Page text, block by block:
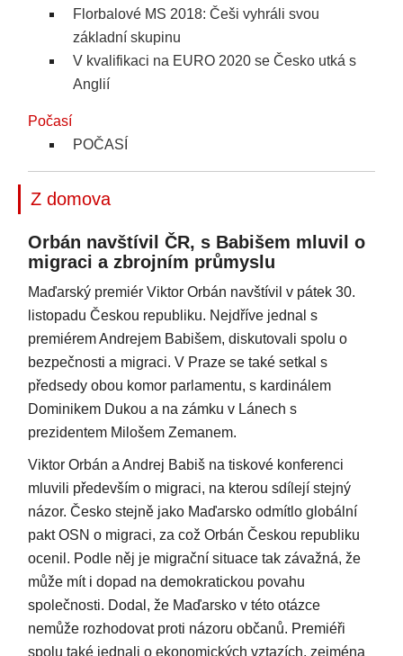
Florbalové MS 2018: Češi vyhráli svou
základní skupinu
V kvalifikaci na EURO 2020 se Česko utká s
Anglií
Počasí
POČASÍ
Z domova
Orbán navštívil ČR, s Babišem mluvil o
migraci a zbrojním průmyslu
Maďarský premiér Viktor Orbán navštívil v pátek 30.
listopadu Českou republiku. Nejdříve jednal s
premiérem Andrejem Babišem, diskutovali spolu o
bezpečnosti a migraci. V Praze se také setkal s
předsedy obou komor parlamentu, s kardinálem
Dominikem Dukou a na zámku v Lánech s
prezidentem Milošem Zemanem.
Viktor Orbán a Andrej Babiš na tiskové konferenci
mluvili především o migraci, na kterou sdílejí stejný
názor. Česko stejně jako Maďarsko odmítlo globální
pakt OSN o migraci, za což Orbán Českou republiku
ocenil. Podle něj je migrační situace tak závažná, že
může mít i dopad na demokratickou povahu
společnosti. Dodal, že Maďarsko v této otázce
nemůže rozhodovat proti názoru občanů. Premiéři
spolu také jednali o ekonomických vztazích, zejména